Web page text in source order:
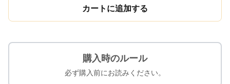
カートに追加する
購入時のルール
必ず購入前にお読みください。